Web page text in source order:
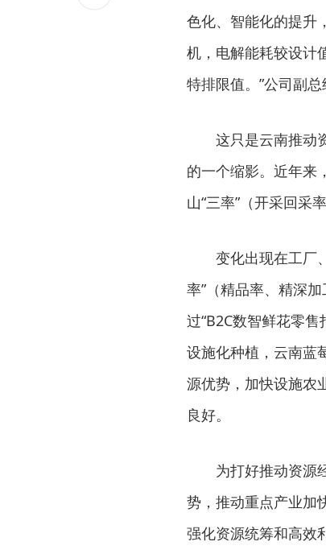
色化、智能化的提升
机，电解能耗较设计
特排限值。”公司副总
这只是云南推动
的一个缩影。近年来
山“三率”（开采回采
变化出现在工厂
率”（精品率、精深
过“B2C数智鲜花零
设施化种植，云南蓝
源优势，加快设施农
良好。
为打好推动资源
势，推动重点产业加
强化资源统筹和高效